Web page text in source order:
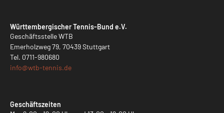
Württembergischer Tennis-Bund e.V.
Geschäftsstelle WTB
Emerholzweg 79, 70439 Stuttgart
Tel. 0711-980680
info@wtb-tennis.de
Geschäftszeiten